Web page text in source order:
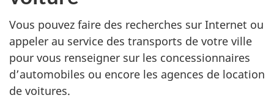
Vous pouvez faire des recherches sur Internet ou
appeler au service des transports de votre ville
pour vous renseigner sur les concessionnaires
d’automobiles ou encore les agences de location
de voitures.